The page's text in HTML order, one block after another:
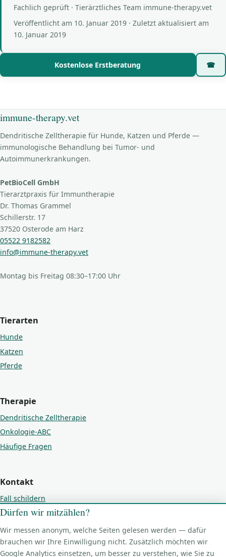
Fachlich geprüft · Tierärztliches Team immune-therapy.vet
Veröffentlicht am 10. Januar 2019 · Zuletzt aktualisiert am
10. Januar 2019
Kostenlose Erstberatung ☎
immune-therapy.vet
Dendritische Zelltherapie für Hunde, Katzen und Pferde —
immunologische Behandlung bei Tumor- und
Autoimmunerkrankungen.
PetBioCell GmbH
Tierarztpraxis für Immuntherapie
Dr. Thomas Grammel
Schillerstr. 17
37520 Osterode am Harz
05522 9182582
info@immune-therapy.vet
Montag bis Freitag 08:30–17:00 Uhr
Tierarten
Hunde
Katzen
Pferde
Therapie
Dendritische Zelltherapie
Onkologie-ABC
Häufige Fragen
Kontakt
Fall schildern
Kontakt
Impressum
Datenschutz
Dürfen wir mitzählen?
Wir messen anonym, welche Seiten gelesen werden — dafür
brauchen wir Ihre Einwilligung nicht. Zusätzlich möchten wir
Google Analytics einsetzen, um besser zu verstehen, wie Sie zu